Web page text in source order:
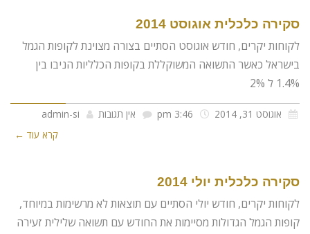
סקירה כלכלית אוגוסט 2014
לקוחות יקרים, חודש אוגוסט הסתיים בצורה מצוינת לקופות הגמל
בישראל כאשר התשואה המשוקללת בקופות הכלליות הניבו בין
1.4% ל 2%
אוגוסט 31, 2014 אין תגובות
admin-si
קרא עוד ←
סקירה כלכלית יולי 2014
לקוחות יקרים, חודש יולי הסתיים עם תוצאות לא מרשימות במיוחד,
קופות הגמל הגדולות מסיימות את החודש עם תשואה שלילית זעירה